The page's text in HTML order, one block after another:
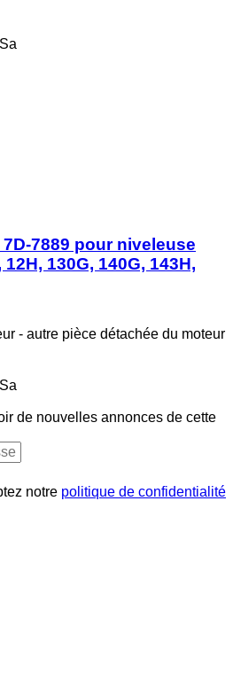
7889 pour niveleuse
130G, 140G, 143H,
- autre pièce détachée du moteur
de nouvelles annonces de cette
notre politique de confidentialité